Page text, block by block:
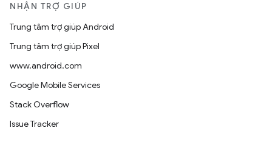
NHẬN TRỢ GIÚP
Trung tâm trợ giúp Android
Trung tâm trợ giúp Pixel
www.android.com
Google Mobile Services
Stack Overflow
Issue Tracker